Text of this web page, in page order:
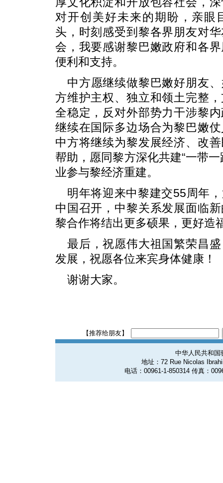
对开创美好未来的期盼，亲眼
头，时刻感受到黎各界朋友对
会，我要感谢黎巴嫩政府和各
便利和支持。
中方愿继续做黎巴嫩好朋友
方维护主权、独立和领土完整
全稳定，反对外部势力干涉黎
继续在国际多边场合为黎巴嫩
中方将继续为黎发展经济、改
帮助，愿同黎方深化共建“一带
业参与黎经济重建。
明年将迎来中黎建交55周年
中国召开，中黎关系发展面临
黎合作将结出更多硕果，更好造
最后，祝愿伟大祖国繁荣昌
发展，祝愿各位来宾身体健康！
谢谢大家。
【推荐给朋友】
中华人民共和国
地址：72 Rue Nicolas
电话：00961-1-850314 传真：